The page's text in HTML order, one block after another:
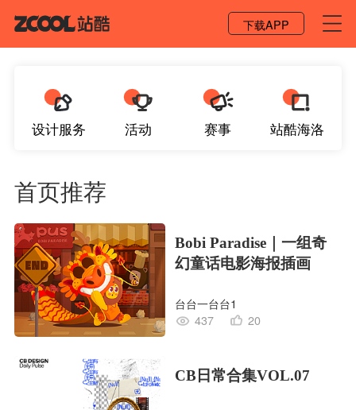
下载APP
设计服务 活动 赛事 站酷海洛
首页推荐
Bobi Paradise｜一组奇
幻童话电影海报插画
台台一台台1
437
20
CB日常合集VOL.07